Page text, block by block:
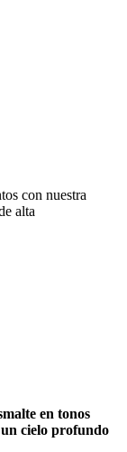
con nuestra
alta
en tonos
un cielo profundo